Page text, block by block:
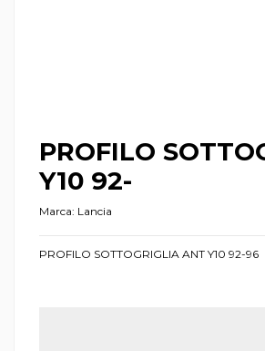
PROFILO
Y10 92-
Marca: Lancia
PROFILO SOTTOGRIGLIA ANT Y10 92-96